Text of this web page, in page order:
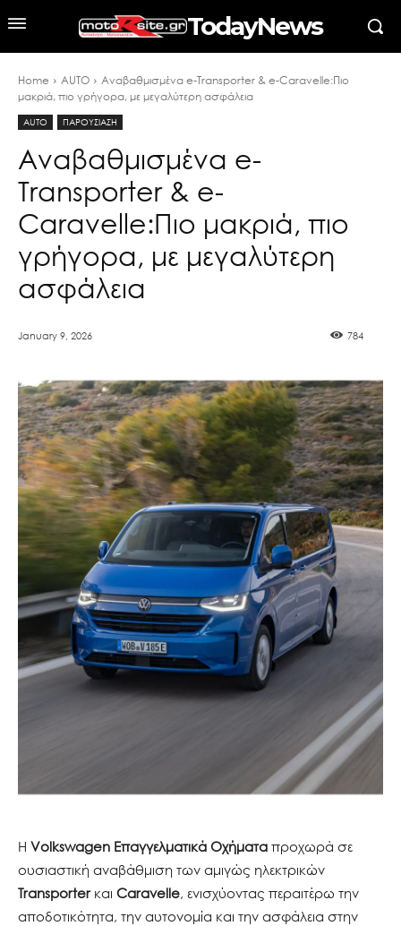
TodayNews
Home AUTO
Αναβαθμισμένα e-Transporter & e-Caravelle:Πιο
μακριά, πιο γρήγορα, με μεγαλύτερη ασφάλεια
AUTO ΠΑΡΟΥΣΙΑΣΗ
Αναβαθμισμένα e-
Transporter & e-
Caravelle:Πιο μακριά, πιο
γρήγορα, με μεγαλύτερη
ασφάλεια
January 9, 2026 784
Η Volkswagen Επαγγελματικά Οχήματα προχωρά σε
ουσιαστική αναβάθμιση των αμιγώς ηλεκτρικών
Transporterκαι Caravelle, ενισχύοντας περαιτέρω την
αποδοτικότητα, την αυτονομία και την ασφάλεια στην